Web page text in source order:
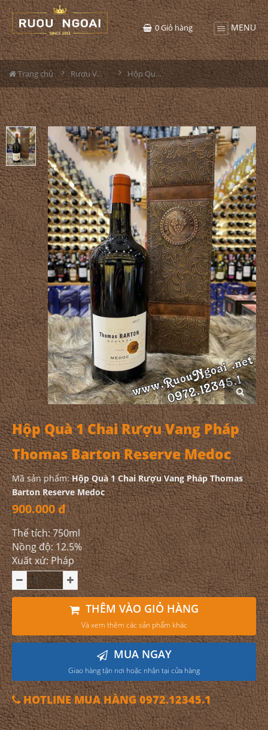
MENU
0Giỏ hàng
Trang chủ Rượu Vang Hộp Quà Hộp Quà 1 Chai Rượu Vang Pháp Thomas Barton Reserve Medoc
Hộp Quà 1 Chai Rượu Vang Pháp
Thomas Barton Reserve Medoc
Mã sản phẩm:Hộp Quà 1 Chai Rượu Vang Pháp Thomas
Barton Reserve Medoc
900.000 đ
Thể tích: 750ml
Nồng độ: 12.5%
Xuất xứ: Pháp
THÊM VÀO GIỎ HÀNG
Và xem thêm các sản phẩm khác
MUA NGAY
Giao hàng tận nơi hoặc nhận tại cửa hàng
HOTLINE MUA HÀNG 0972.12345.1